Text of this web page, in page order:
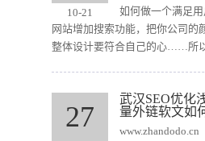
10-21
如何做一个满足
网站增加搜索功能，把你公司的
整体设计要符合自己的心……所以
27
武汉SEO优化
量外链软文如
www.zhandodo.cn